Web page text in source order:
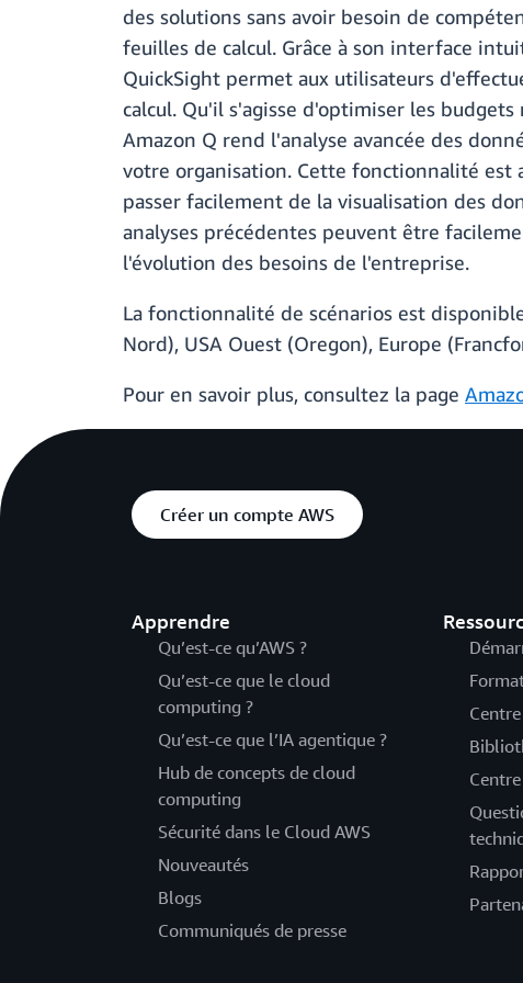
des solutions sans avoir besoin de
feuilles de calcul. Grâce à son interface
QuickSight permet aux utilisateurs
calcul. Qu'il s'agisse d'optimiser les
Amazon Q rend l'analyse avancée des
votre organisation. Cette fonctionnalité est
passer facilement de la visualisation des
analyses précédentes peuvent être
l'évolution des besoins de l'entreprise.
La fonctionnalité de scénarios est
Nord), USA Ouest (Oregon), Europe
Pour en savoir plus, consultez la page
Créer un compte AWS
Apprendre
Qu’est-ce qu’AWS ?
Qu’est-ce que le cloud
computing ?
Qu’est-ce que l’IA agentique ?
Hub de concepts de cloud
computing
Sécurité dans le Cloud AWS
Nouveautés
Blogs
Communiqués de presse